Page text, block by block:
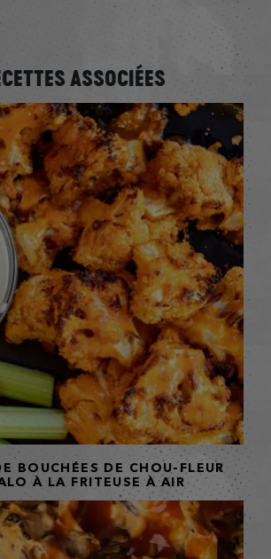
ASSOCIÉES
BOUCHÉES DE CHOU-FLEUR
À LA FRITEUSE À AIR